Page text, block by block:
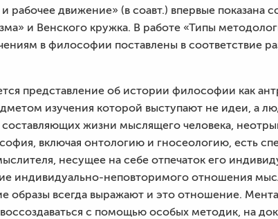
рабочее движение» (в соавт.) впервые показана
и Венского кружка. В работе «Типы
в философии поставлены в соответствие
представление об истории философии как
изучения которой выступают не идеи, а
жизни мыслящего человека,
включая онтологию и гносеологию, есть
несущее на себе отпечаток его
индивидуально-неповторимого отношения
образы всегда выражают и это отношение.
с помощью особых методик, на